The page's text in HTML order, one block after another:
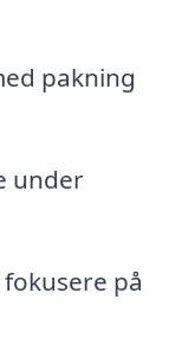
pakning
under
på